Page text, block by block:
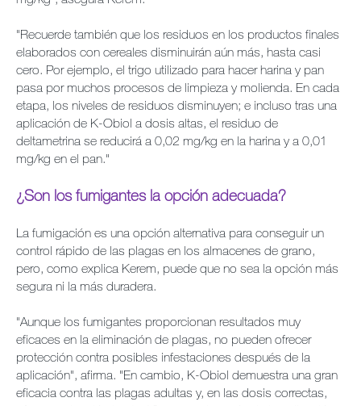
"Recuerde también que los residuos en los productos finales
elaborados con cereales disminuirán aún más, hasta casi
cero. Por ejemplo, el trigo utilizado para hacer harina y pan
pasa por muchos procesos de limpieza y molienda. En cada
etapa, los niveles de residuos disminuyen; e incluso tras una
aplicación de K-Obiol a dosis altas, el residuo de
deltametrina se reducirá a 0,02 mg/kg en la harina y a 0,01
mg/kg en el pan."
¿Son los fumigantes la opción adecuada?
La fumigación es una opción alternativa para conseguir un
control rápido de las plagas en los almacenes de grano,
pero, como explica Kerem, puede que no sea la opción más
segura ni la más duradera.
"Aunque los fumigantes proporcionan resultados muy
eficaces en la eliminación de plagas, no pueden ofrecer
protección contra posibles infestaciones después de la
aplicación", afirma. "En cambio, K-Obiol demuestra una gran
eficacia contra las plagas adultas y, en las dosis correctas,